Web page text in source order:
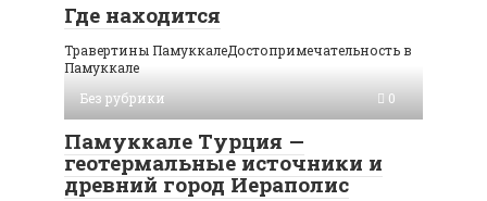
Где находится
Травертины ПамуккалеДостопримечательность в
Памуккале
Без рубрики
0
Памуккале Турция —
геотермальные источники и
древний город Иераполис